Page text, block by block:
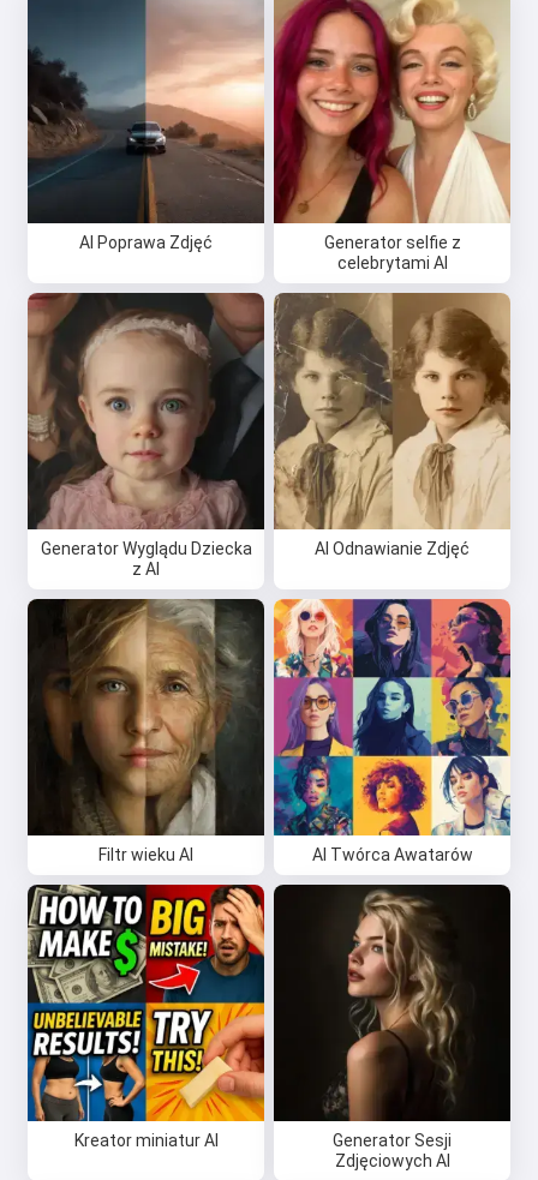
AI Poprawa Zdjęć
Generator selfie z
celebrytami AI
Generator Wyglądu Dziecka
z AI
AI Odnawianie Zdjęć
Filtr wieku AI AI Twórca Awatarów
Kreator miniatur AI
Generator Sesji
Zdjęciowych AI